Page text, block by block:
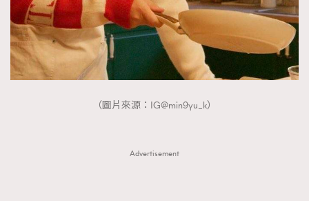
（圖片來源：IG@min9yu_k）
Advertisement